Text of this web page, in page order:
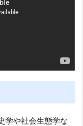
学や社会生態学な